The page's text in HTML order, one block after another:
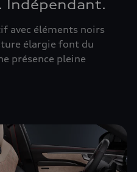
Indépendant.
avec éléments noirs
élargie font du
présence pleine